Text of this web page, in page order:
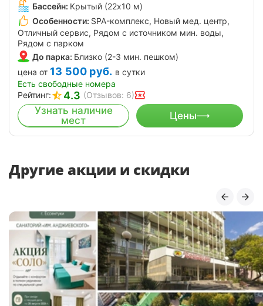
Бассейн: Крытый (22х10 м)
Особенности: SPA-комплекс, Новый мед. центр,
Отличный сервис, Рядом с источником мин. воды,
Рядом с парком
До парка: Близко (2-3 мин. пешком)
цена от 13 500 руб. в сутки
Есть свободные номера
Рейтинг:
4.3 (Отзывов: 6)
Узнать наличие
мест
Цены
Другие акции и скидки